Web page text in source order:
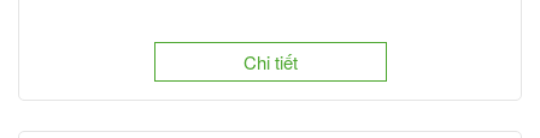
Chi tiết